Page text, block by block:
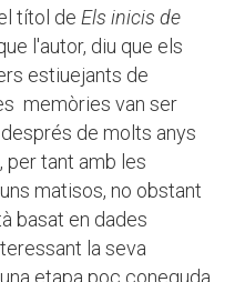
títol de Els inicis de
l'autor, diu que els
estiuejants de
memòries van ser
de molts anys
per tant amb les
matisos, no obstant
basat en dades
la seva